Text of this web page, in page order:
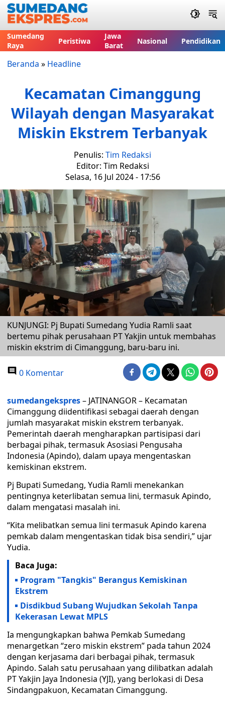
Sumedang
Raya
Peristiwa
Jawa
Barat
Nasional Pendidikan
Beranda » Headline
Kecamatan Cimanggung
Wilayah dengan Masyarakat
Miskin Ekstrem Terbanyak
Penulis: Tim Redaksi
Editor: Tim Redaksi
Selasa, 16 Jul 2024 - 17:56
KUNJUNGI: Pj Bupati Sumedang Yudia Ramli saat
bertemu pihak perusahaan PT Yakjin untuk membahas
miskin ekstrim di Cimanggung, baru-baru ini.
0 Komentar
sumedangekspres– JATINANGOR – Kecamatan
Cimanggung diidentifikasi sebagai daerah dengan
jumlah masyarakat miskin ekstrem terbanyak.
Pemerintah daerah mengharapkan partisipasi dari
berbagai pihak, termasuk Asosiasi Pengusaha
Indonesia (Apindo), dalam upaya mengentaskan
kemiskinan ekstrem.
Pj Bupati Sumedang, Yudia Ramli menekankan
pentingnya keterlibatan semua lini, termasuk Apindo,
dalam mengatasi masalah ini.
“Kita melibatkan semua lini termasuk Apindo karena
pemkab dalam mengentaskan tidak bisa sendiri,” ujar
Yudia.
Baca Juga:
Program "Tangkis" Berangus Kemiskinan
Ekstrem
Disdikbud Subang Wujudkan Sekolah Tanpa
Kekerasan Lewat MPLS
Ia mengungkapkan bahwa Pemkab Sumedang
menargetkan “zero miskin ekstrem” pada tahun 2024
dengan kerjasama dari berbagai pihak, termasuk
Apindo. Salah satu perusahaan yang dilibatkan adalah
PT Yakjin Jaya Indonesia (YJI), yang berlokasi di Desa
Sindangpakuon, Kecamatan Cimanggung.